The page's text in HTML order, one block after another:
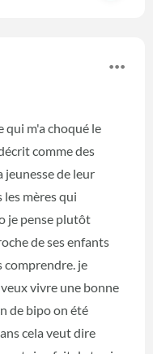
qui m'a choqué le
comme des
jeunesse de leur
mères qui
je pense plutôt
de ses enfants
comprendre. je
vivre une bonne
de bipo on été
cela veut dire